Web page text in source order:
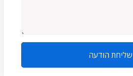
שליחת הודעה